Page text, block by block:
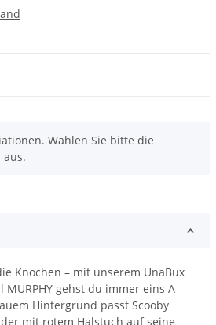
Wählen Sie bitte die
aus.
Knochen – mit unserem UnaBux
MURPHY gehst du immer eins A
Hintergrund passt Scooby
mit rotem Halstuch auf seine